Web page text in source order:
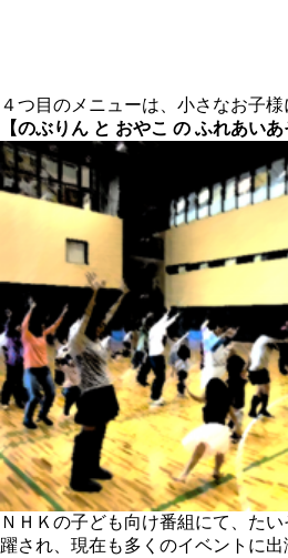
４つ目のメニューは、小さなお子
【のぶりん と おやこ の ふれあいあ
ＮＨＫの子ども向け番組にて、た
躍され、現在も多くのイベントに